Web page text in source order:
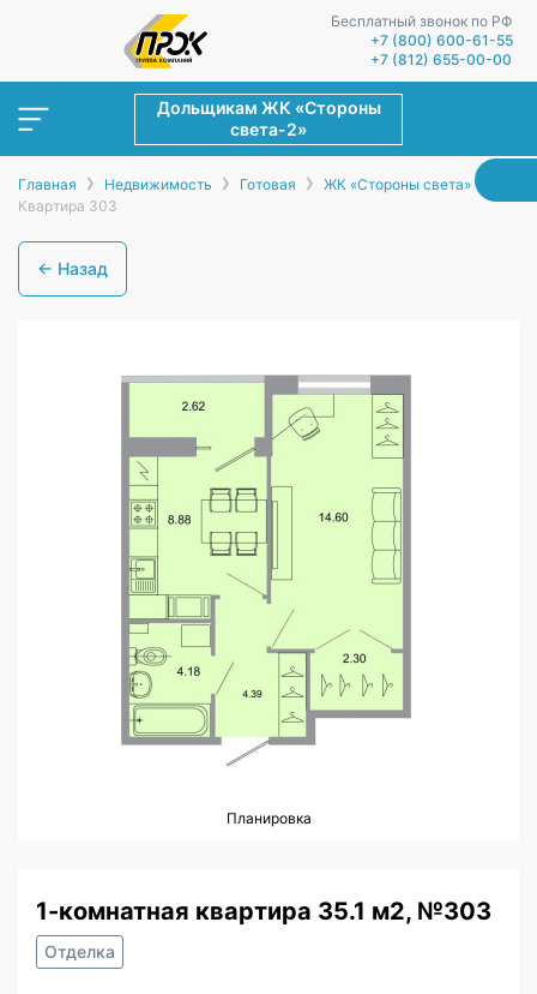
Бесплатный звонок по РФ
+7 (800) 600-61-55
+7 (812) 655-00-00
Дольщикам ЖК «Стороны
света-2»
Главная › Недвижимость › Готовая › ЖК «Стороны света» ›
Квартира 303
← Назад
Планировка
1-комнатная квартира 35.1 м2, №303
Отделка